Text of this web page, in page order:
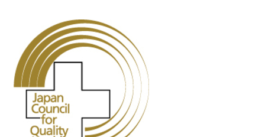
2025 年 10 月 01 日
お知らせ
◆インフルエンザ・新型コロナ予防接種のお知らせ（青葉メ
ディカル 外来）◆ 令和7年10月15日（水）より、「インフ
ルエンザ予防接種」、「新型コロナ予防接種（ファイザー製
薬コミナティ）」を開始します。事前のご予約は不要です。
（費用等はこちら）